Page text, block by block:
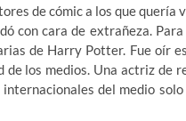
de cómic a los que quería
con cara de extrañeza.
de Harry Potter. Fue oír
de los medios. Una actriz de
del medio